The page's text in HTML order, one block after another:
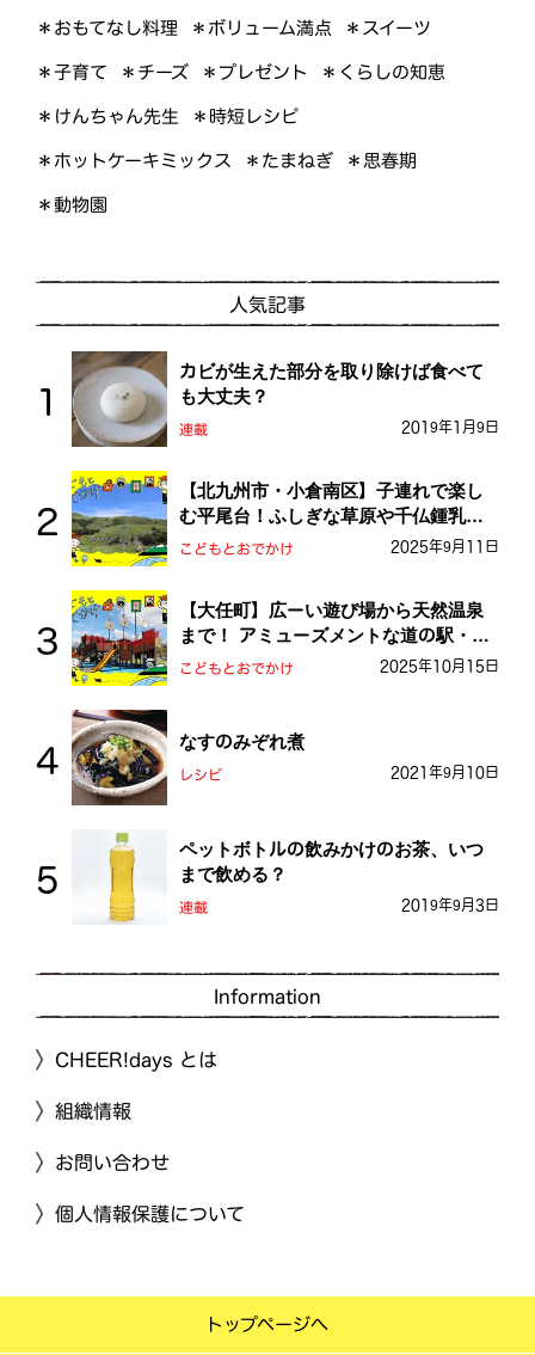
＊おもてなし料理 ＊ボリューム満点 ＊スイーツ
＊子育て ＊チーズ ＊プレゼント ＊くらしの知恵
＊けんちゃん先生 ＊時短レシピ
＊ホットケーキミックス ＊たまねぎ ＊思春期
＊動物園
人気記事
カビが生えた部分を取り除けば食べて
も大丈夫？
連載 2019年1月9日
【北九州市・小倉南区】子連れで楽し
む平尾台！ふしぎな草原や千仏鍾乳洞
を探検しよう！
こどもとおでかけ 2025年9月11日
【大任町】広ーい遊び場から天然温泉
まで！ アミューズメントな道の駅・お
おとう桜街道
こどもとおでかけ 2025年10月15日
なすのみぞれ煮
レシピ 2021年9月10日
ペットボトルの飲みかけのお茶、いつ
まで飲める？
連載 2019年9月3日
Information
CHEER!days とは
組織情報
お問い合わせ
個人情報保護について
トップページへ